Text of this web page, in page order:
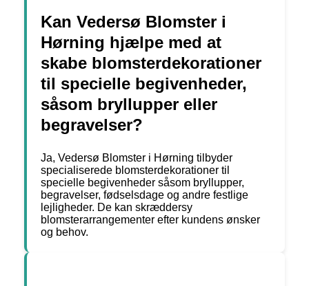
Kan Vedersø Blomster i
Hørning hjælpe med at
skabe blomsterdekorationer
til specielle begivenheder,
såsom bryllupper eller
begravelser?
Ja, Vedersø Blomster i Hørning tilbyder
specialiserede blomsterdekorationer til
specielle begivenheder såsom bryllupper,
begravelser, fødselsdage og andre festlige
lejligheder. De kan skræddersy
blomsterarrangementer efter kundens ønsker
og behov.